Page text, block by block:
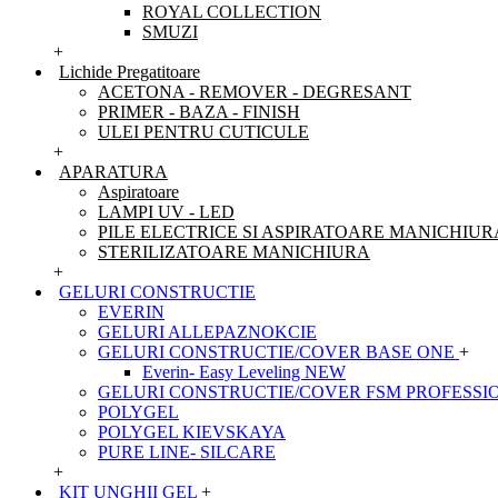
ROYAL COLLECTION
SMUZI
+
Lichide Pregatitoare
ACETONA - REMOVER - DEGRESANT
PRIMER - BAZA - FINISH
ULEI PENTRU CUTICULE
+
APARATURA
Aspiratoare
LAMPI UV - LED
PILE ELECTRICE SI ASPIRATOARE
STERILIZATOARE MANICHIURA
+
GELURI CONSTRUCTIE
EVERIN
GELURI ALLEPAZNOKCIE
GELURI CONSTRUCTIE/COVER BASE ONE +
Everin- Easy Leveling NEW
GELURI CONSTRUCTIE/COVER FSM
POLYGEL
POLYGEL KIEVSKAYA
PURE LINE- SILCARE
+
KIT UNGHII GEL +